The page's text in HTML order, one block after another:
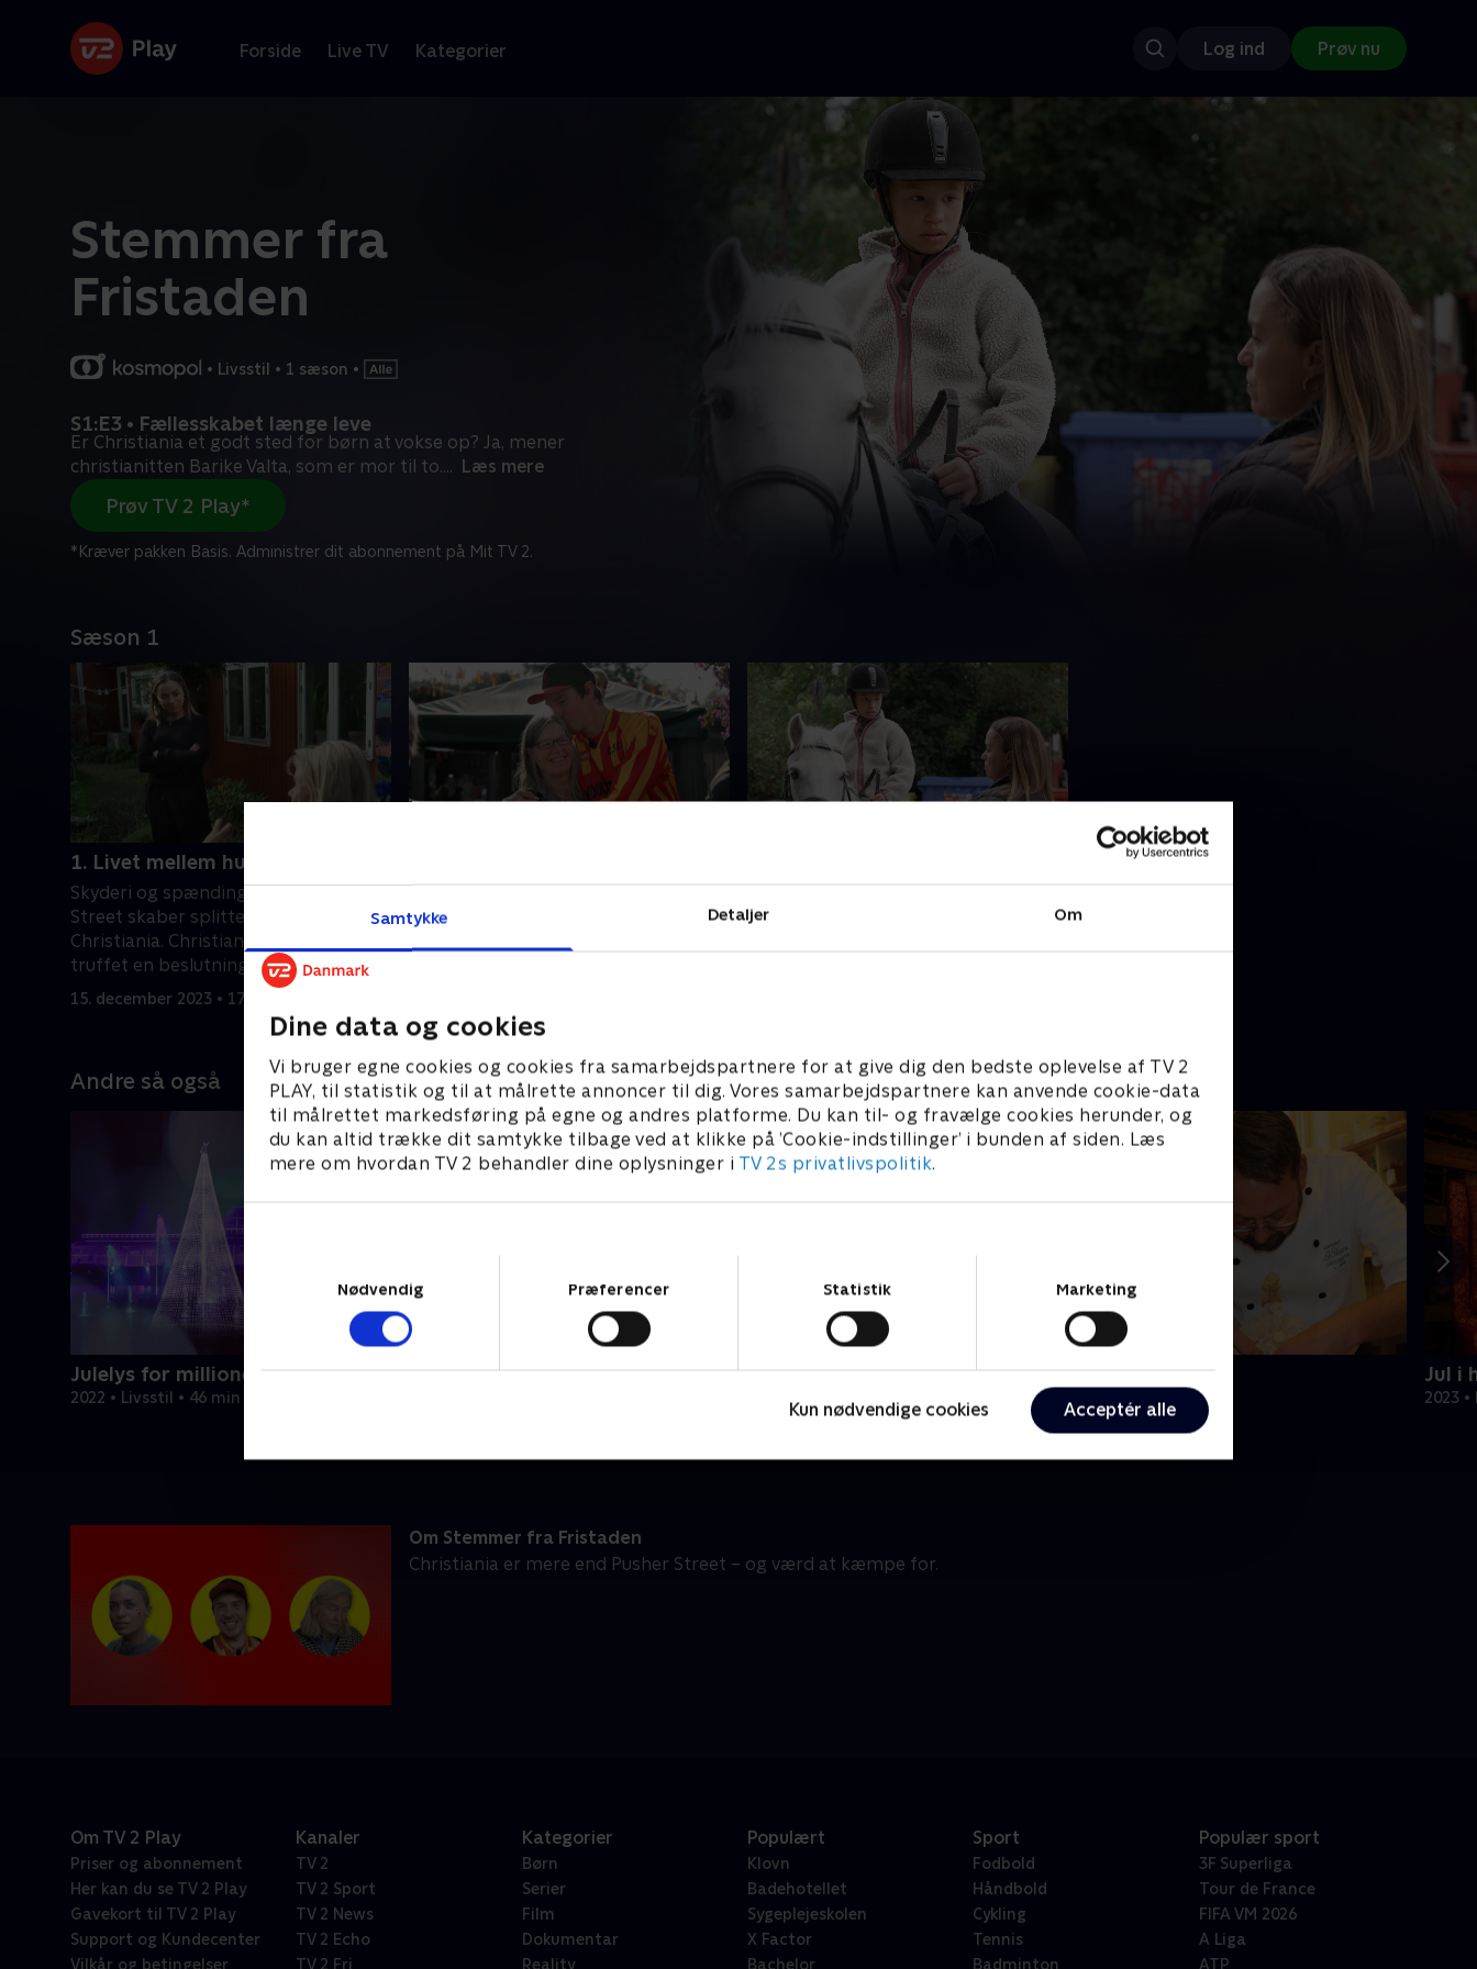
Samtykke Detaljer Om
Dine data og cookies
Vi bruger egne cookies og cookies fra samarbejdspartnere for at give dig den bedste oplevelse af TV 2
PLAY, til statistik og til at målrette annoncer til dig. Vores samarbejdspartnere kan anvende cookie-data
til målrettet markedsføring på egne og andres platforme. Du kan til- og fravælge cookies herunder, og
du kan altid trække dit samtykke tilbage ved at klikke på ’Cookie-indstillinger’ i bunden af siden. Læs
mere om hvordan TV 2 behandler dine oplysninger i TV 2s privatlivspolitik.
Nødvendig
Præferencer Statistik Marketing
Kun nødvendige cookies Acceptér alle
Forside Live TV Kategorier Log ind Prøv nu
Stemmer fra
Fristaden
• Livsstil • 1 sæson •
S1:E3 • Fællesskabet længe leve
Er Christiania et godt sted for børn at vokse op? Ja, mener
christianitten Barike Valta, som er mor til to.... Læs mere
Prøv TV 2 Play*
*Kræver pakken Basis. Administrer dit abonnement på Mit TV 2.
Sæson 1
1. Livet mellem husene
Skyderi og spændinger i Pusher
Street skaber splittelse på
Christiania. Christianitten Barike har
truffet en beslutning for at genfinde
kærligheden til staden.
15. december 2023 • 17 min
fejres. Men det seneste års
vokse op? Ja, mener christianitten
Andre så også
Julelys for millioner
2022 • Livsstil • 46 min
Jul på slottet - Warwick Nytår hos La Glace
2018 • Livsstil • 37 min
Jul i
2023
Om Stemmer fra Fristaden
Christiania er mere end Pusher Street – og værd at kæmpe for.
Om TV 2 Play
Priser og abonnement
Her kan du se TV 2 Play
Gavekort til TV 2 Play
Support og Kundecenter
Vilkår og betingelser
Kanaler
TV 2
TV 2 Sport
TV 2 News
TV 2 Echo
TV 2 Fri
Kategorier
Børn
Serier
Film
Dokumentar
Reality
Populært
Klovn
Badehotellet
Sygeplejeskolen
X Factor
Bachelor
Sport
Fodbold
Håndbold
Cykling
Tennis
Badminton
Populær sport
3F Superliga
Tour de France
FIFA VM 2026
A Liga
ATP